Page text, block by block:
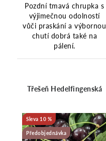
Pozdní tmavá chrupka s
výjimečnou odolností
vůči praskání a výbornou
chutí dobrá také na
pálení.
Třešeň Hedelfingenská
10 %
Předobjednávka